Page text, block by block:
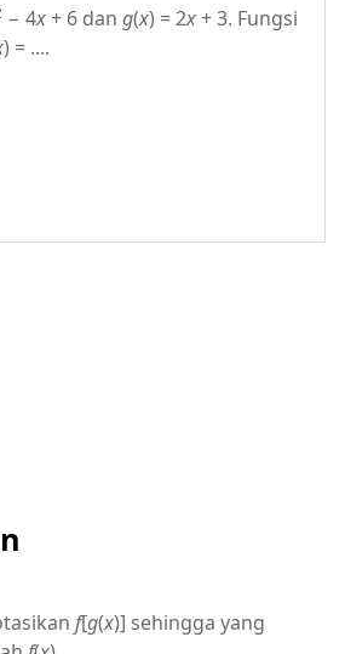
− 4x+ 6 dan g(x) = 2x+ 3. Fungsi
) = ....
f[g(x)] sehingga yang